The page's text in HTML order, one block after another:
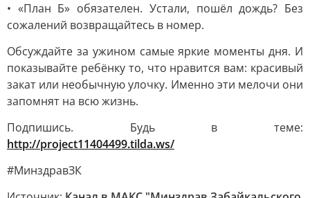
• «План Б» обязателен. Устали, пошёл дождь? Без
сожалений возвращайтесь в номер.
Обсуждайте за ужином самые яркие моменты дня. И
показывайте ребёнку то, что нравится вам: красивый
закат или необычную улочку. Именно эти мелочи они
запомнят на всю жизнь.
Подпишись. Будь в теме:
http://project11404499.tilda.ws/
#МинздравЗК